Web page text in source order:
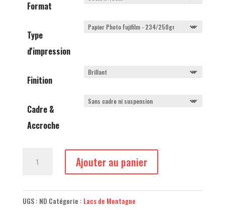
Format
Type
d'impression
Finition
Cadre &
Accroche
de
Ajouter au panier
UGS : ND Catégorie : Lacs de Montagne